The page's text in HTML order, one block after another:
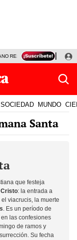
RESULTADOS HOY
SOCIEDAD MUNDO
Santa
que festeja
Cristo: la entrada a
viacrucis, la muerte
. Es un período de
las confesiones
de ramos y
Su fecha